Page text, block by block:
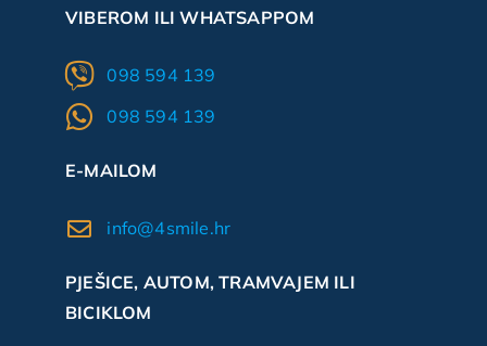
VIBEROM ILI WHATSAPPOM
098 594 139
098 594 139
E-MAILOM
info@4smile.hr
PJEŠICE, AUTOM, TRAMVAJEM ILI
BICIKLOM